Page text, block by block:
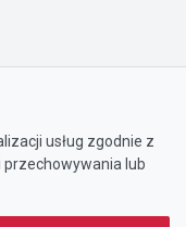
usług zgodnie z
przechowywania lub